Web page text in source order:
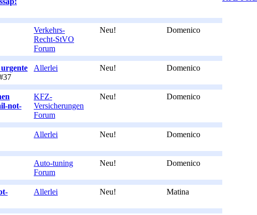
Verkehrs-
Recht-StVO
Forum
Neu! Domenico
Allerlei Neu! Domenico
not-
KFZ-
Versicherungen
Forum
Neu! Domenico
Allerlei Neu! Domenico
Auto-tuning
Forum
Neu! Domenico
Allerlei Neu! Matina